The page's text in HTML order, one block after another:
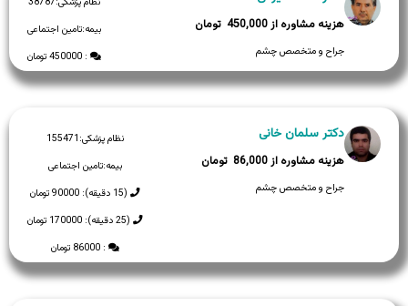
بیمه:تامین اجتماعی
: 450000 تومان
450,000
جراح و متخصص چشم
نظام پزشکی:155471
بیمه:تامین اجتماعی
(15 دقیقه): 90000 تومان
(25 دقیقه): 170000 تومان
: 86000 تومان
دکتر سلمان خانی
86,000
جراح و متخصص چشم